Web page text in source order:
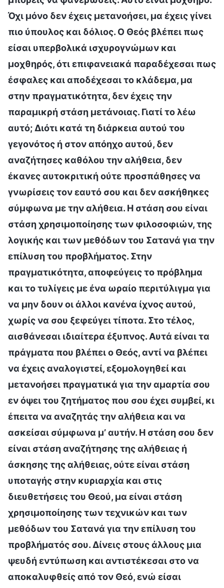
Όχι μόνο δεν έχεις μετανοήσει, μα έχεις γίνει
πιο ύπουλος και δόλιος. Ο Θεός βλέπει πως
είσαι υπερβολικά ισχυρογνώμων και
μοχθηρός, ότι επιφανειακά παραδέχεσαι πως
έσφαλες και αποδέχεσαι το κλάδεμα, μα
στην πραγματικότητα, δεν έχεις την
παραμικρή στάση μετάνοιας. Γιατί το λέω
αυτό; Διότι κατά τη διάρκεια αυτού του
γεγονότος ή στον απόηχο αυτού, δεν
αναζήτησες καθόλου την αλήθεια, δεν
έκανες αυτοκριτική ούτε προσπάθησες να
γνωρίσεις τον εαυτό σου και δεν ασκήθηκες
σύμφωνα με την αλήθεια. Η στάση σου είναι
στάση χρησιμοποίησης των φιλοσοφιών, της
λογικής και των μεθόδων του Σατανά για την
επίλυση του προβλήματος. Στην
πραγματικότητα, αποφεύγεις το πρόβλημα
και το τυλίγεις με ένα ωραίο περιτύλιγμα για
να μην δουν οι άλλοι κανένα ίχνος αυτού,
χωρίς να σου ξεφεύγει τίποτα. Στο τέλος,
αισθάνεσαι ιδιαίτερα έξυπνος. Αυτά είναι τα
πράγματα που βλέπει ο Θεός, αντί να βλέπει
να έχεις αναλογιστεί, εξομολογηθεί και
μετανοήσει πραγματικά για την αμαρτία σου
εν όψει του ζητήματος που σου έχει συμβεί, κι
έπειτα να αναζητάς την αλήθεια και να
ασκείσαι σύμφωνα μ’ αυτήν. Η στάση σου δεν
είναι στάση αναζήτησης της αλήθειας ή
άσκησης της αλήθειας, ούτε είναι στάση
υποταγής στην κυριαρχία και στις
διευθετήσεις του Θεού, μα είναι στάση
χρησιμοποίησης των τεχνικών και των
μεθόδων του Σατανά για την επίλυση του
προβλήματός σου. Δίνεις στους άλλους μια
ψευδή εντύπωση και αντιστέκεσαι στο να
αποκαλυφθείς από τον Θεό, ενώ είσαι